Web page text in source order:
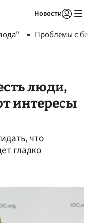
Новости
Проблемы с
люди,
интересы
что
гладко